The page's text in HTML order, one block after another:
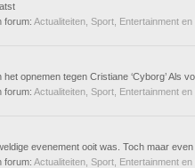
forum:Actualiteiten, Sport, Entertainment en
opnemen tegen Cristiane ‘Cyborg’ Als
forum:Actualiteiten, Sport, Entertainment en
evenement ooit was. Toch maar
forum:Actualiteiten, Sport, Entertainment en